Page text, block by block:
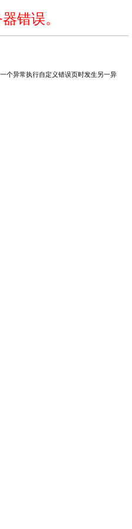
错误。
个异常执行自定义错误页时发生另一异